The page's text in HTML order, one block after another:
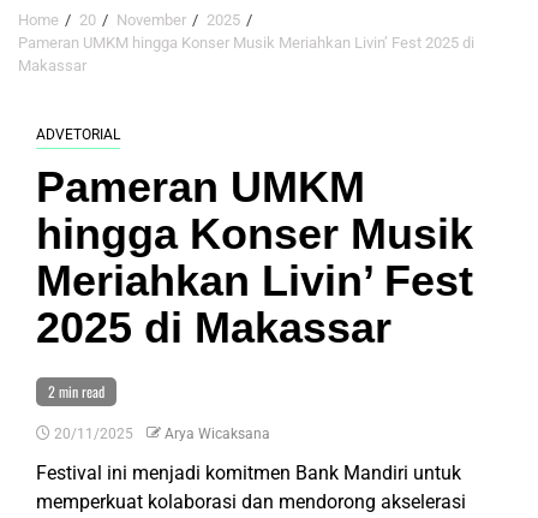
Home 20 November
2025
Pameran UMKM hingga Konser Musik Meriahkan Livin’ Fest 2025 di
Makassar
ADVETORIAL
Pameran UMKM
hingga Konser Musik
Meriahkan Livin’ Fest
2025 di Makassar
2 min read
20/11/2025 Arya Wicaksana
Festival ini menjadi komitmen Bank Mandiri untuk
memperkuat kolaborasi dan mendorong akselerasi